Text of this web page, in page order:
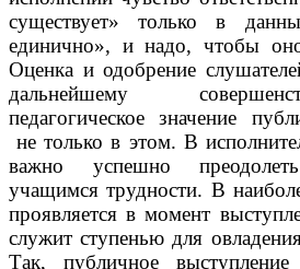
существует» только в
единично», и надо, чтобы
Оценка и одобрение
дальнейшему
педагогическое значение
не только в этом. В
важно успешно
учащимся трудности. В
проявляется в момент
служит ступенью для
Так, публичное выступление